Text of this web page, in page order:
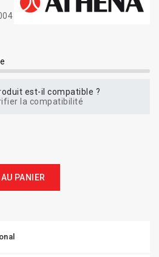
est-il compatible ?
la compatibilité
PANIER